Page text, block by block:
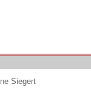
Siegert